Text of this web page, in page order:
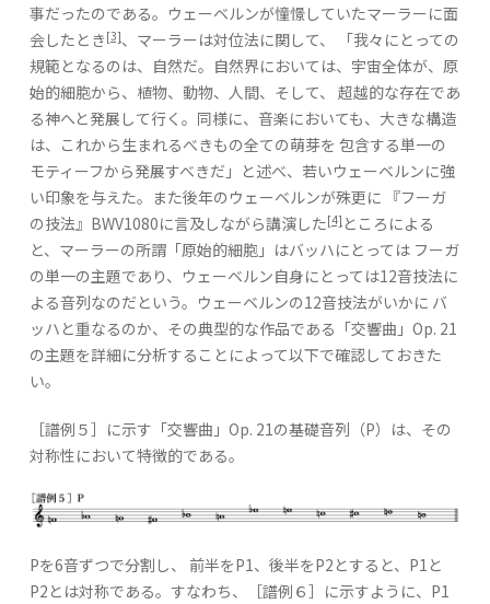
事だったのである。ウェーベルンが憧憬していたマーラーに面
会したとき [3]、マーラーは対位法に関して、 「我々にとっての
規範となるのは、自然だ。自然界においては、宇宙全体が、原
始的細胞から、植物、動物、人間、そして、 超越的な存在であ
る神へと発展して行く。同様に、音楽においても、大きな構造
は、これから生まれるべきもの全ての萌芽を 包含する単一の
モティーフから発展すべきだ」と述べ、若いウェーベルンに強
い印象を与えた。また後年のウェーベルンが殊更に 『フーガ
の技法』BWV1080に言及しながら講演した[4] ところによる
と、マーラーの所謂「原始的細胞」はバッハにとっては フーガ
の単一の主題であり、ウェーベルン自身にとっては12音技法に
よる音列なのだという。ウェーベルンの12音技法がいかに バ
ッハと重なるのか、その典型的な作品である「交響曲」Op. 21
の主題を詳細に分析することによって以下で確認しておきた
い。
［譜例５］に示す「交響曲」Op. 21の基礎音列（P）は、その
対称性において特徴的である。
Pを6音ずつで分割し、 前半をP1、後半をP2とすると、P1と
P2とは対称である。すなわち、［譜例６］に示すように、P1